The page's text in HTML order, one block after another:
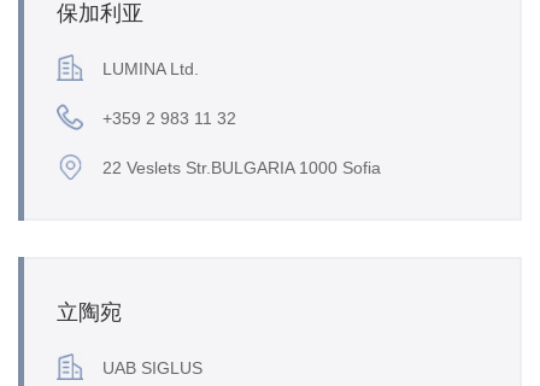
保加利亚
LUMINA Ltd.
+359 2 983 11 32
22 Veslets Str.BULGARIA 1000 Sofia
立陶宛
UAB SIGLUS